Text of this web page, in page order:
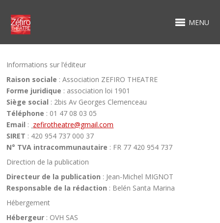
MENU
Informations sur l’éditeur
Raison sociale : Association ZEFIRO THEATRE
Forme juridique : association loi 1901
Siège social : 2bis Av Georges Clemenceau
Téléphone : 01 47 08 03 05
Email : zefirotheatre@gmail.com
SIRET : 420 954 737 000 37
N° TVA intracommunautaire : FR 77 420 954 737
Direction de la publication
Directeur de la publication : Jean-Michel MIGNOT
Responsable de la rédaction : Belén Santa Marina
Hébergement
Hébergeur : OVH SAS